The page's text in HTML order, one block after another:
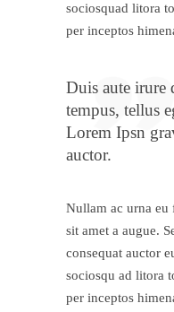
sociosquad litora
per inceptos
Duis aute irure
tempus, tellus
Lorem Ipsn
auctor.
Nullam ac urna eu
sit amet a augue.
consequat auctor
sociosqu ad litora
per inceptos